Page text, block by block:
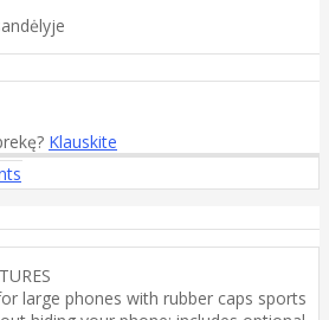
Klauskite
large phones with rubber caps sports